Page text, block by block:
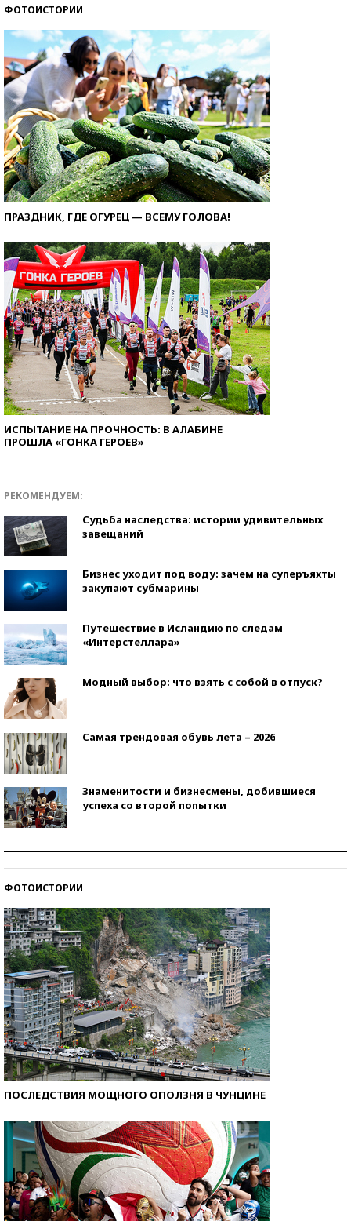
ФОТОИСТОРИИ
ПРАЗДНИК, ГДЕ ОГУРЕЦ — ВСЕМУ ГОЛОВА!
ИСПЫТАНИЕ НА ПРОЧНОСТЬ: В АЛАБИНЕ
ПРОШЛА «ГОНКА ГЕРОЕВ»
РЕКОМЕНДУЕМ:
Судьба наследства: истории удивительных
завещаний
Бизнес уходит под воду: зачем на суперъяхты
закупают субмарины
Путешествие в Исландию по следам
«Интерстеллара»
Модный выбор: что взять с собой в отпуск?
Самая трендовая обувь лета – 2026
Знаменитости и бизнесмены, добившиеся
успеха со второй попытки
ФОТОИСТОРИИ
ПОСЛЕДСТВИЯ МОЩНОГО ОПОЛЗНЯ В ЧУНЦИНЕ